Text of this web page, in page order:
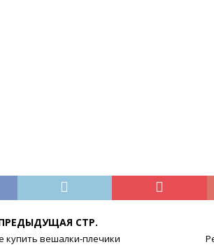
СТР.
купить вешалки-плечики